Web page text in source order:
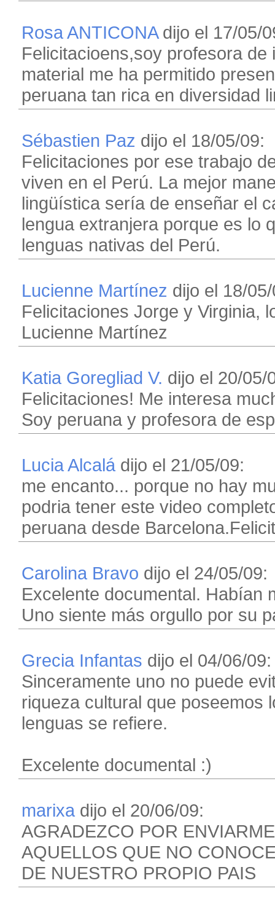
Rosa ANTICONAdijo el 17/05/
Felicitacioens,soy profesora
material me ha permitido
peruana tan rica en diversidad
Sébastien Paz dijo el 18/05/09:
Felicitaciones por ese trabajo
viven en el Perú. La mejor
lingüística sería de enseñar el
lengua extranjera porque es lo
lenguas nativas del Perú.
Lucienne Martínez dijo el 18/
Felicitaciones Jorge y Virginia,
Lucienne Martínez
Katia Goregliad V. dijo el 20/05/
Felicitaciones! Me interesa
Soy peruana y profesora de
Lucia Alcalá dijo el 21/05/09:
me encanto... porque no hay
podria tener este video
peruana desde
Carolina Bravo dijo el 24/05/09:
Excelente documental. Habían
Uno siente más orgullo por su
Grecia Infantas dijo el 04/06/09:
Sinceramente uno no puede
riqueza cultural que poseemos
lenguas se refiere.
Excelente documental :)
marixa dijo el 20/06/09:
AGRADEZCO POR
AQUELLOS QUE NO
DE NUESTRO PROPIO PAIS